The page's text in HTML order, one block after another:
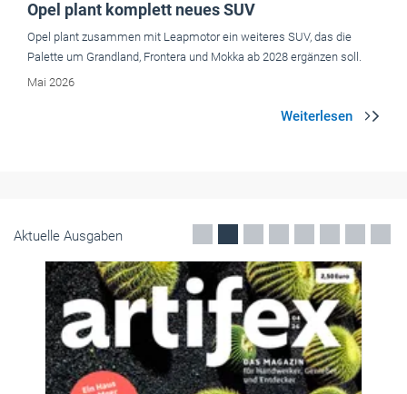
Opel plant komplett neues SUV
Opel plant zusammen mit Leapmotor ein weiteres SUV, das die
Palette um Grandland, Frontera und Mokka ab 2028 ergänzen soll.
Mai 2026
Aktuelle Ausgaben